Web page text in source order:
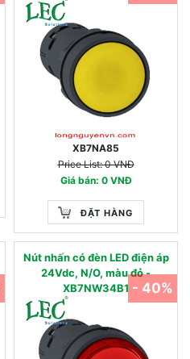
XB7NA85
Price List: 0 VNĐ
Giá bán: 0 VNĐ
ĐẶT HÀNG
Nút nhấn có đèn LED điện áp
24Vdc, N/O, màu đỏ -
XB7NW34B1 - 40%